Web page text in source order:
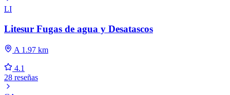
LI
Litesur Fugas de agua y Desatascos
A 1.97 km
4.1
28 reseñas